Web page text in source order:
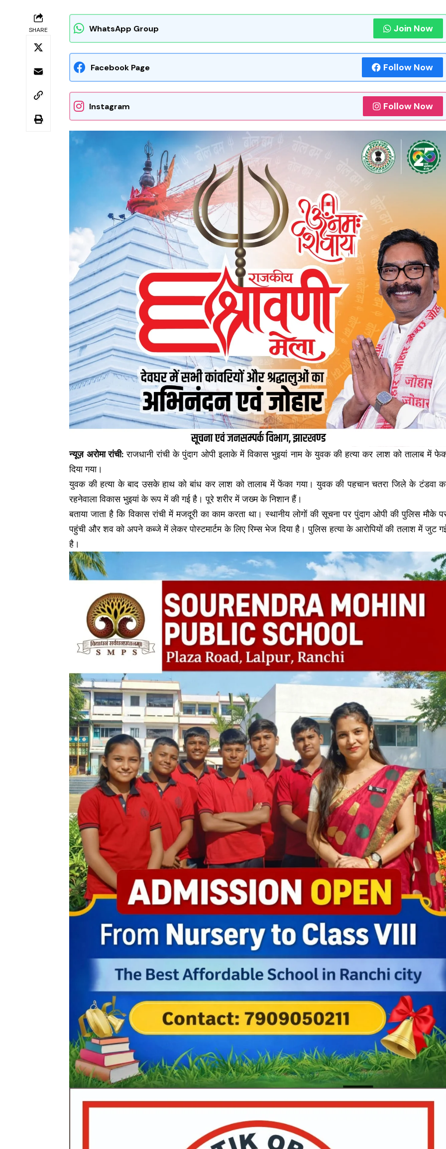
SHARE WhatsApp Group Join Now
Facebook Page Follow Now
Instagram Follow Now
न्यूज़ अरोमा रांची:राजधानी रांची के पुंदाग ओपी इलाके में विकास भुइयां नाम के युवक की हत्या कर लाश को तालाब में
दिया गया।
युवक की हत्या के बाद उसके हाथ को बांध कर लाश को तालाब में फेंका गया। युवक की पहचान चतरा जिले के टंडवा
रहनेवाला विकास भुइयां के रूप में की गई है। पूरे शरीर में जख्म के निशान हैं।
बताया जाता है कि विकास रांची में मजदूरी का काम करता था। स्थानीय लोगों की सूचना पर पुंदाग ओपी की पुलिस मौके
पहुंची और शव को अपने कब्जे में लेकर पोस्टमार्टम के लिए रिम्स भेज दिया है। पुलिस हत्या के आरोपियों की तलाश में जुट
है।